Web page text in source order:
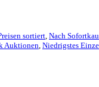
sortiert, Nach
Auktionen, Niedrigstes